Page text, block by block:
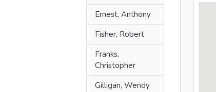
Ernest, Anthony
Fisher, Robert
Franks,
Christopher
Gilligan, Wendy